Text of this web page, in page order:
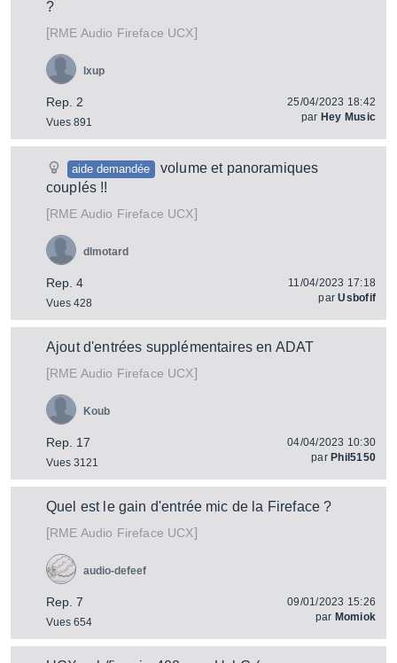
?
[RME Audio Fireface UCX]
Rep. 2
Vues 891
lxup
25/04/2023 18:42
par Hey Music
aide demandée
volume et panoramiques
couplés !!
[RME Audio Fireface UCX]
Rep. 4
Vues 428
dlmotard
11/04/2023 17:18
parUsbofif
Ajout d'entrées supplémentaires en ADAT
[RME Audio Fireface UCX]
Rep. 17
Vues 3121
Koub
04/04/2023 10:30
par Phil5150
Quel est le gain d'entrée mic de la Fireface ?
[RME Audio Fireface UCX]
Rep. 7
Vues 654
audio-defeef
09/01/2023 15:26
par Momiok